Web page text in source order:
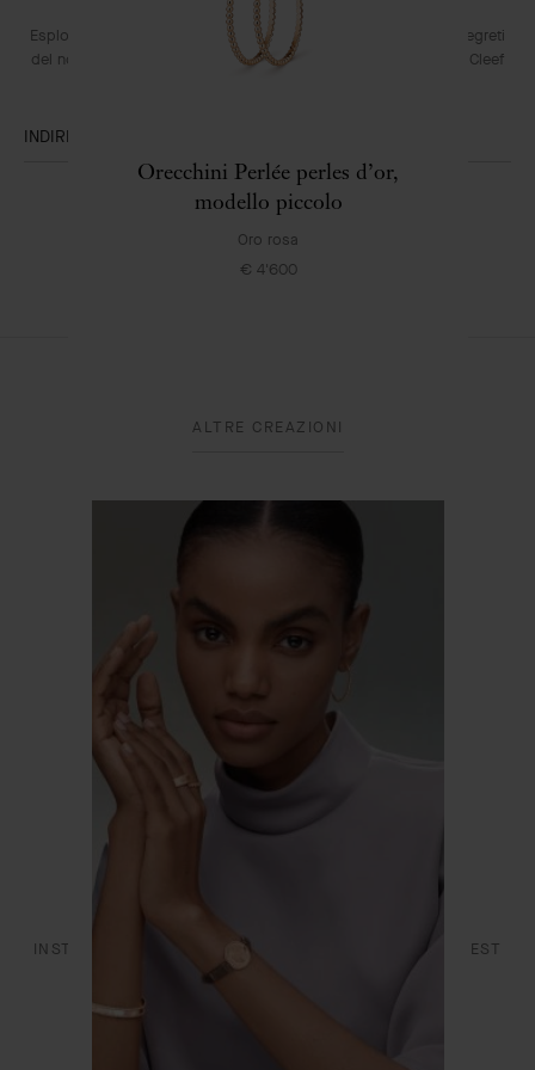
Esplori l’universo incantato della Maison: collezioni, eventi e segreti
del nostro savoir-faire. Scopra in anteprima tutte le novità Van Cleef
INDIRIZZO E-MAIL
Iscriversi
Arpels
EFFETTUARE UN RESO
SERVIZI
FAQ
L’ÉCOLE DES ARTS JOAILLIERS
INSTAGRAM FACEBOOK PINTEREST
Orecchini Perlée perles d’or,
modello piccolo
Oro rosa
€ 4'600
ALTRE CREAZIONI